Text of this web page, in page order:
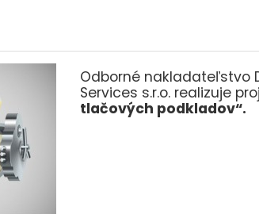
Odborné nakladateľstvo
Services s.r.o. realizuje
tlačových podkladov“.